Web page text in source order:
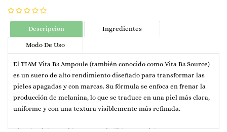
Descripcion Ingredientes
Modo De Uso
El TIAM Vita B3 Ampoule (también conocido como Vita B3 Source)
es un suero de alto rendimiento diseñado para transformar las
pieles apagadas y con marcas. Su fórmula se enfoca en frenar la
producción de melanina, lo que se traduce en una piel más clara,
uniforme y con una textura visiblemente más refinada.